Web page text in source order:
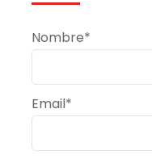
Nombre*
Email*